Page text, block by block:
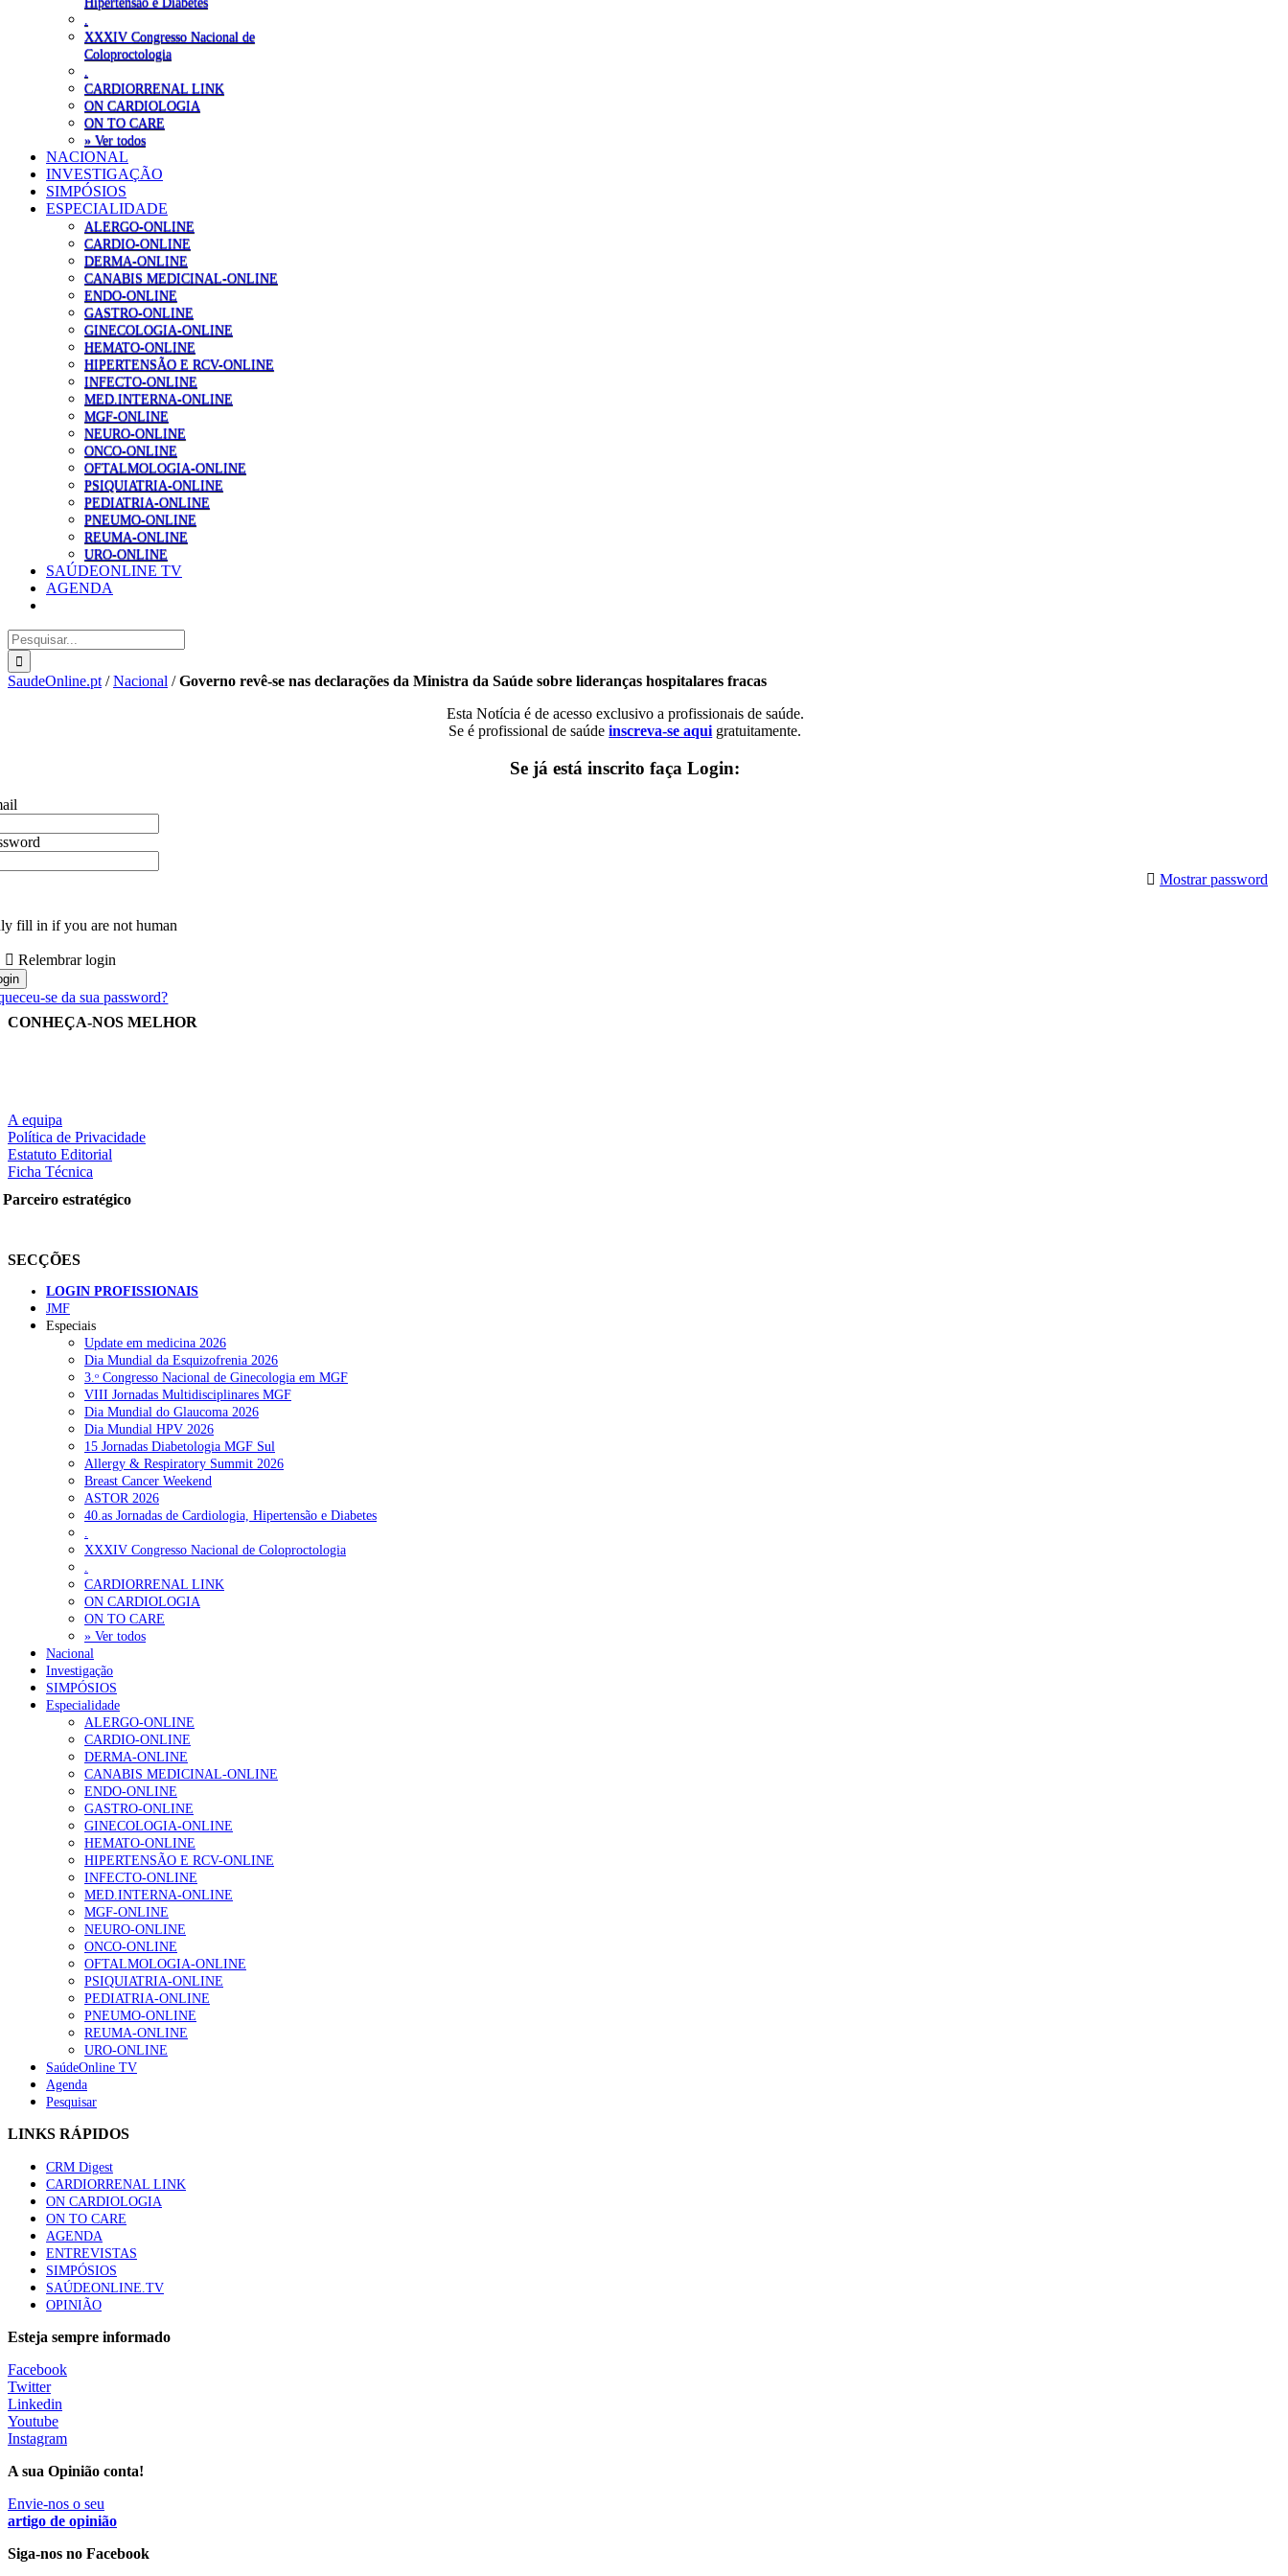
XXXIV Congresso Nacional de
Coloproctologia
CARDIORRENAL LINK
ON CARDIOLOGIA
ON TO CARE
» Ver todos
NACIONAL
INVESTIGAÇÃO
SIMPÓSIOS
ESPECIALIDADE
ALERGO-ONLINE
CARDIO-ONLINE
DERMA-ONLINE
CANABIS MEDICINAL-ONLINE
ENDO-ONLINE
GASTRO-ONLINE
GINECOLOGIA-ONLINE
HEMATO-ONLINE
HIPERTENSÃO E RCV-ONLINE
INFECTO-ONLINE
MED.INTERNA-ONLINE
MGF-ONLINE
NEURO-ONLINE
ONCO-ONLINE
OFTALMOLOGIA-ONLINE
PSIQUIATRIA-ONLINE
PEDIATRIA-ONLINE
PNEUMO-ONLINE
REUMA-ONLINE
URO-ONLINE
SAÚDEONLINE TV
AGENDA
Pesquisar
SaudeOnline.pt /Nacional /Governo revê-se nas declarações da Ministra da Saúde sobre lideranças hospitalares fracas
Esta Notícia é de acesso exclusivo a profissionais de saúde.
Se é profissional de saúdeinscreva-se aqui gratuitamente.
Se já está inscrito faça Login:
Mostrar password
fill in if you are not human
Relembrar login
se da sua password?
CONHEÇA-NOS MELHOR
A equipa
Política de Privacidade
Estatuto Editorial
Ficha Técnica
Parceiro estratégico
SECÇÕES
LOGIN PROFISSIONAIS
JMF
Especiais
Update em medicina 2026
Dia Mundial da Esquizofrenia 2026
3.ᵒ Congresso Nacional de Ginecologia em MGF
VIII Jornadas Multidisciplinares MGF
Dia Mundial do Glaucoma 2026
Dia Mundial HPV 2026
15 Jornadas Diabetologia MGF Sul
Allergy & Respiratory Summit 2026
Breast Cancer Weekend
ASTOR 2026
40.as Jornadas de Cardiologia, Hipertensão e Diabetes
.
XXXIV Congresso Nacional de Coloproctologia
.
CARDIORRENAL LINK
ON CARDIOLOGIA
ON TO CARE
» Ver todos
Nacional
Investigação
SIMPÓSIOS
Especialidade
ALERGO-ONLINE
CARDIO-ONLINE
DERMA-ONLINE
CANABIS MEDICINAL-ONLINE
ENDO-ONLINE
GASTRO-ONLINE
GINECOLOGIA-ONLINE
HEMATO-ONLINE
HIPERTENSÃO E RCV-ONLINE
INFECTO-ONLINE
MED.INTERNA-ONLINE
MGF-ONLINE
NEURO-ONLINE
ONCO-ONLINE
OFTALMOLOGIA-ONLINE
PSIQUIATRIA-ONLINE
PEDIATRIA-ONLINE
PNEUMO-ONLINE
REUMA-ONLINE
URO-ONLINE
SaúdeOnline TV
Agenda
Pesquisar
LINKS RÁPIDOS
CRM Digest
CARDIORRENAL LINK
ON CARDIOLOGIA
ON TO CARE
AGENDA
ENTREVISTAS
SIMPÓSIOS
SAÚDEONLINE.TV
OPINIÃO
Esteja sempre informado
Facebook
Twitter
Linkedin
Youtube
Instagram
A sua Opinião conta!
Envie-nos o seu
artigo de opinião
Siga-nos no Facebook